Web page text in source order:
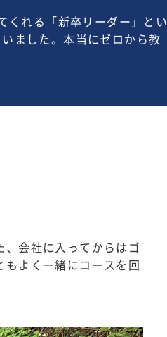
くれる「新卒リーダー」とい
ました。本当にゼロから教
、会社に入ってからはゴ
よく一緒にコースを回